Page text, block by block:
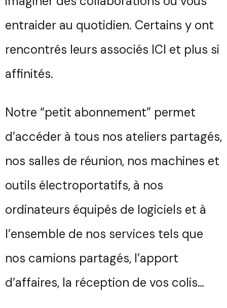
entraider au quotidien. Certains y ont
rencontrés leurs associés ICI et plus si
affinités.
Notre “petit abonnement” permet
d’accéder à tous nos ateliers partagés,
nos salles de réunion, nos machines et
outils électroportatifs, à nos
ordinateurs équipés de logiciels et à
l’ensemble de nos services tels que
nos camions partagés, l’apport
d’affaires, la réception de vos colis…